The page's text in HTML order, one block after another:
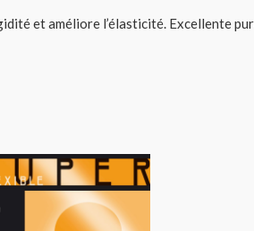
et améliore l’élasticité. Excellente